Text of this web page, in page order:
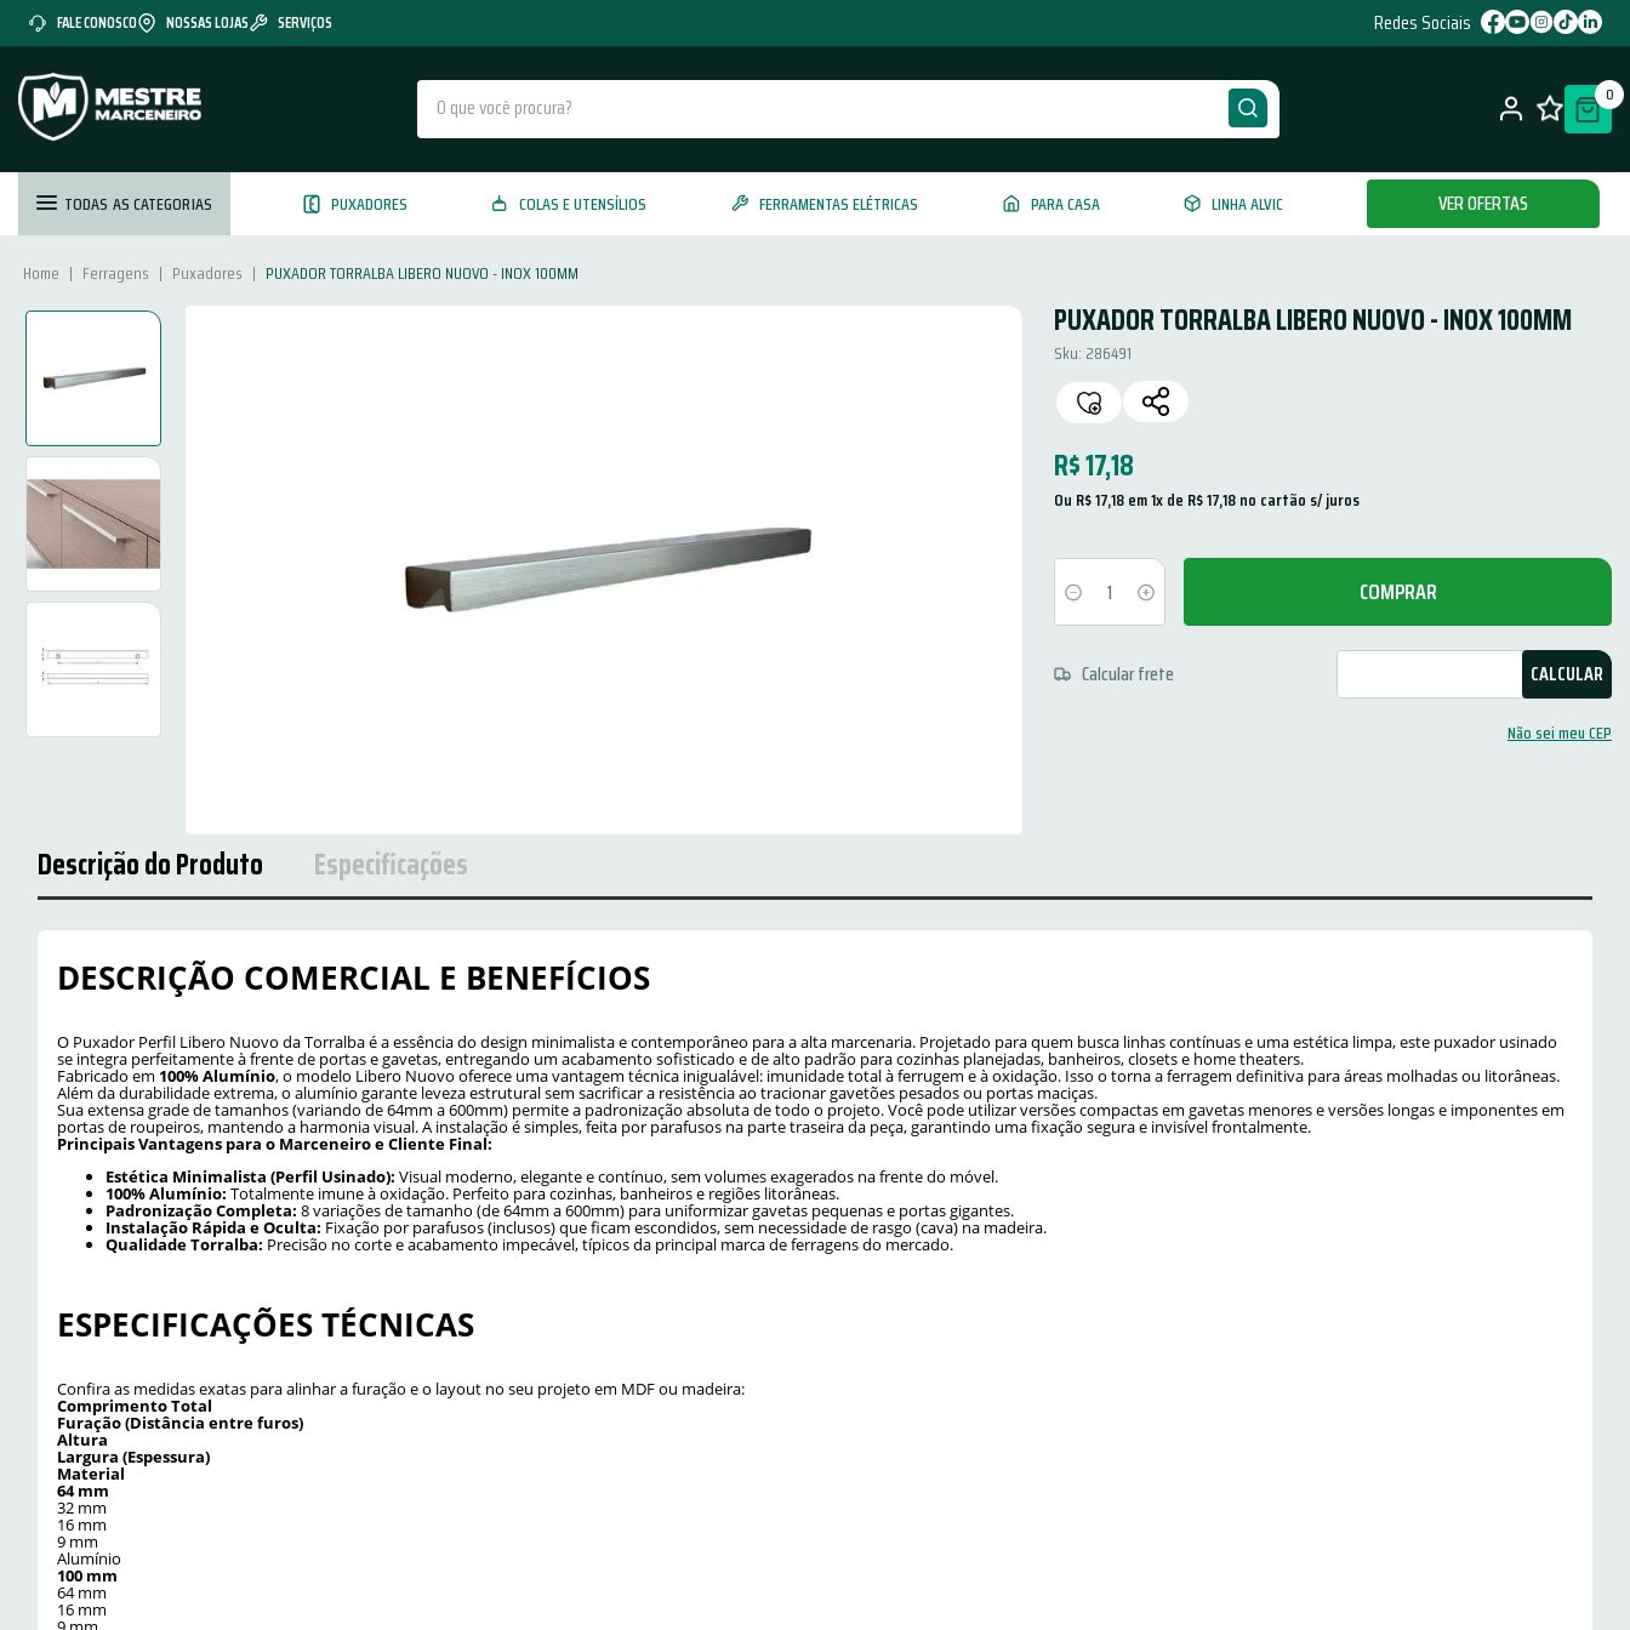
FALE CONOSCO NOSSAS LOJAS SERVIÇOS Redes Sociais
O que você procura? 0
TODAS AS CATEGORIAS PUXADORES COLAS E UTENSÍLIOS FERRAMENTAS ELÉTRICAS PARA CASA LINHA ALVIC VER OFERTAS
Ferragens Puxadores PUXADOR TORRALBA LIBERO NUOVO - INOX 100MM
PUXADOR TORRALBA LIBERO NUOVO - INOX 100MM
Sku: 286491
R$17,18
Ou R$17,18 em 1x de R$17,18 no cartão s/ juros
COMPRAR
Não sei meu CEP
Descrição do Produto Especificações
DESCRIÇÃO COMERCIAL E BENEFÍCIOS
O Puxador Perfil Libero Nuovo da Torralba é a essência do design minimalista e contemporâneo para a alta marcenaria. Projetado para quem busca linhas contínuas e uma estética limpa, este puxador usinado
se integra perfeitamente à frente de portas e gavetas, entregando um acabamento sofisticado e de alto padrão para cozinhas planejadas, banheiros, closets e home theaters.
Fabricado em 100% Alumínio, o modelo Libero Nuovo oferece uma vantagem técnica inigualável: imunidade total à ferrugem e à oxidação. Isso o torna a ferragem definitiva para áreas molhadas ou litorâneas.
Além da durabilidade extrema, o alumínio garante leveza estrutural sem sacrificar a resistência ao tracionar gavetões pesados ou portas maciças.
Sua extensa grade de tamanhos (variando de 64mm a 600mm) permite a padronização absoluta de todo o projeto. Você pode utilizar versões compactas em gavetas menores e versões longas e imponentes em
portas de roupeiros, mantendo a harmonia visual. A instalação é simples, feita por parafusos na parte traseira da peça, garantindo uma fixação segura e invisível frontalmente.
Principais Vantagens para o Marceneiro e Cliente Final:
Estética Minimalista (Perfil Usinado): Visual moderno, elegante e contínuo, sem volumes exagerados na frente do móvel.
100% Alumínio: Totalmente imune à oxidação. Perfeito para cozinhas, banheiros e regiões litorâneas.
Padronização Completa: 8 variações de tamanho (de 64mm a 600mm) para uniformizar gavetas pequenas e portas gigantes.
Instalação Rápida e Oculta: Fixação por parafusos (inclusos) que ficam escondidos, sem necessidade de rasgo (cava) na madeira.
Qualidade Torralba: Precisão no corte e acabamento impecável, típicos da principal marca de ferragens do mercado.
ESPECIFICAÇÕES TÉCNICAS
Confira as medidas exatas para alinhar a furação e o layout no seu projeto em MDF ou madeira:
Comprimento Total
Furação (Distância entre furos)
Altura
Largura (Espessura)
Material
64 mm
32 mm
16 mm
9 mm
Alumínio
100 mm
64 mm
16 mm